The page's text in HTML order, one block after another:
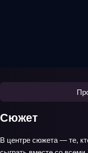
Сюжет
В центре сюжета — те,